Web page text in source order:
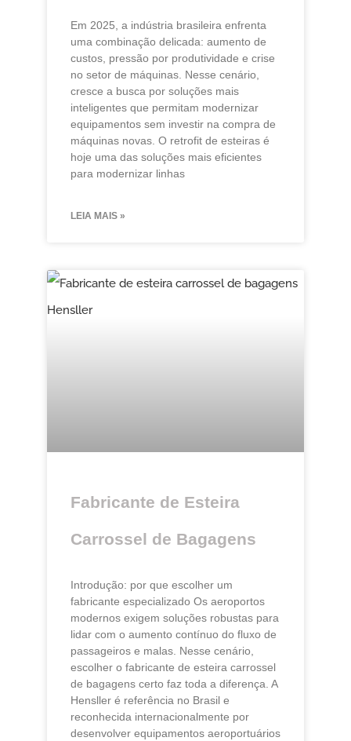
Em 2025, a indústria brasileira enfrenta
uma combinação delicada: aumento de
custos, pressão por produtividade e crise
no setor de máquinas. Nesse cenário,
cresce a busca por soluções mais
inteligentes que permitam modernizar
equipamentos sem investir na compra de
máquinas novas. O retrofit de esteiras é
hoje uma das soluções mais eficientes
para modernizar linhas
LEIA MAIS »
Fabricante de Esteira
Carrossel de Bagagens
Introdução: por que escolher um
fabricante especializado Os aeroportos
modernos exigem soluções robustas para
lidar com o aumento contínuo do fluxo de
passageiros e malas. Nesse cenário,
escolher o fabricante de esteira carrossel
de bagagens certo faz toda a diferença. A
Hensller é referência no Brasil e
reconhecida internacionalmente por
desenvolver equipamentos aeroportuários